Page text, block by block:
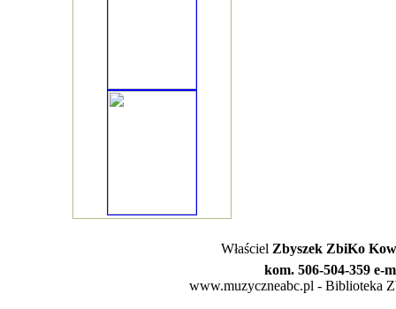
Właściel Zbyszek ZbiKo
kom. 506-504-359 e-
www.muzyczneabc.pl - Biblioteka